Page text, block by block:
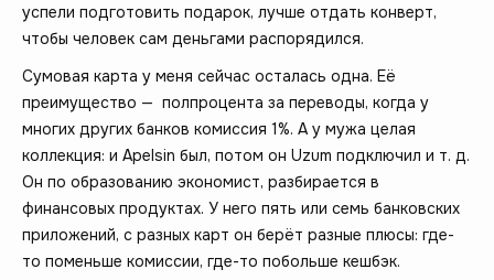
успели подготовить подарок, лучше отдать конверт,
чтобы человек сам деньгами распорядился.
Сумовая карта у меня сейчас осталась одна. Её
преимущество — полпроцента за переводы, когда у
многих других банков комиссия 1%. А у мужа целая
коллекция: и Apelsin был, потом он Uzum подключил и т. д.
Он по образованию экономист, разбирается в
финансовых продуктах. У него пять или семь банковских
приложений, с разных карт он берёт разные плюсы: где-
то поменьше комиссии, где-то побольше кешбэк.